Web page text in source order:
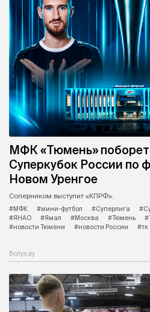
​МФК «Тюмень»​
Суперкубок России по
Новом Уренгое
Соперником выступит «КПРФ»​.
#МФК
#мини-футбол #Суперлига
#ЯНАО
#Ямал #Москва #Тюмень
#новости Тюмени
#новости России #тк
Вслух.ру